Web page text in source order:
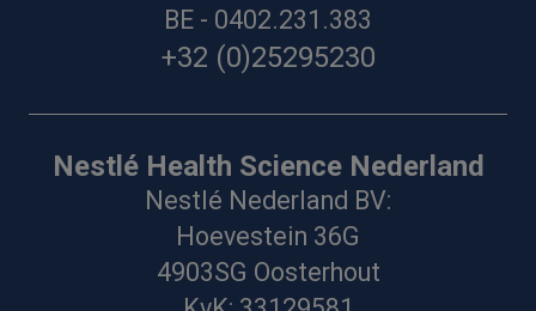
BE - 0402.231.383
+32 (0)25295230
Nestlé Health Science Nederland
Nestlé Nederland BV:
Hoevestein 36G
4903SG Oosterhout